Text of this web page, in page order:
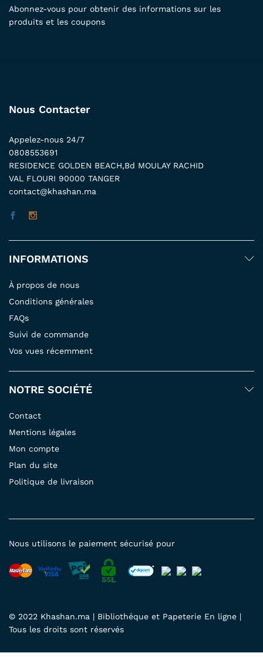
Abonnez-vous pour obtenir des informations sur les
produits et les coupons
Nous Contacter
Appelez-nous 24/7
0808553691
RESIDENCE GOLDEN BEACH,Bd MOULAY RACHID
VAL FLOURI 90000 TANGER
contact@khashan.ma
INFORMATIONS
À propos de nous
Conditions générales
FAQs
Suivi de commande
Vos vues récemment
NOTRE SOCIÉTÉ
Contact
Mentions légales
Mon compte
Plan du site
Politique de livraison
© 2022 Khashan.ma | Bibliothéque et Papeterie En ligne |
Tous les droits sont réservés
Nous utilisons le paiement sécurisé pour